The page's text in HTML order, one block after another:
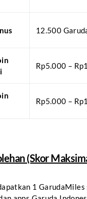
12.500
Rp5.000 –
Rp5.000 –
(Skor
1